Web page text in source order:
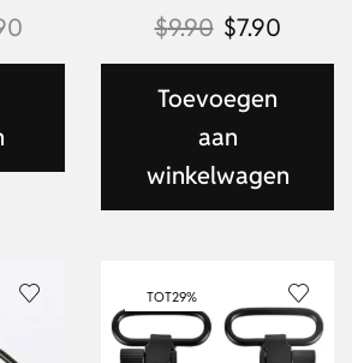
$9.90 $7.90
Toevoegen
aan
winkelwagen
TOT29%